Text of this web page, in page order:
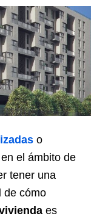
o
el ámbito de
tener una
de cómo
es